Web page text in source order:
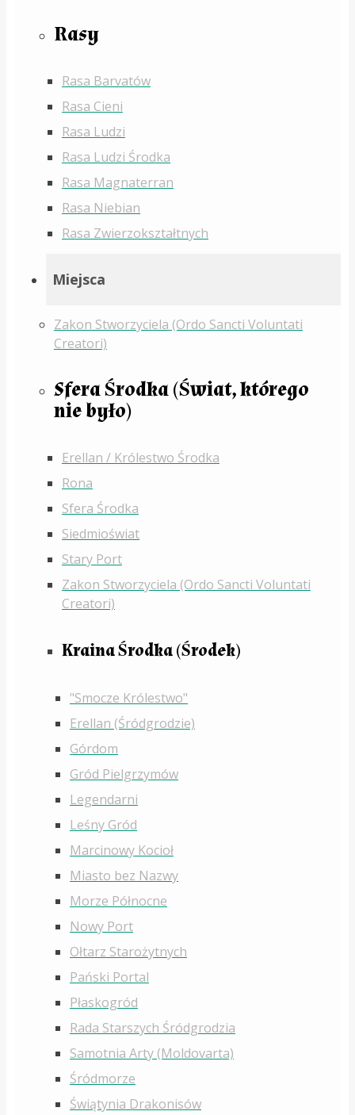
Rasy
Rasa Barvatów
Rasa Cieni
Rasa Ludzi
Rasa Ludzi Środka
Rasa Magnaterran
Rasa Niebian
Rasa Zwierzokształtnych
Miejsca
Zakon Stworzyciela (Ordo Sancti Voluntati
Creatori)
Sfera Środka (Świat, którego
nie było)
Erellan / Królestwo Środka
Rona
Sfera Środka
Siedmioświat
Stary Port
Zakon Stworzyciela (Ordo Sancti Voluntati
Creatori)
Kraina Środka (Środek)
"Smocze Królestwo"
Erellan (Śródgrodzie)
Górdom
Gród Pielgrzymów
Legendarni
Leśny Gród
Marcinowy Kocioł
Miasto bez Nazwy
Morze Północne
Nowy Port
Ołtarz Starożytnych
Pański Portal
Płaskogród
Rada Starszych Śródgrodzia
Samotnia Arty (Moldovarta)
Śródmorze
Świątynia Drakonisów